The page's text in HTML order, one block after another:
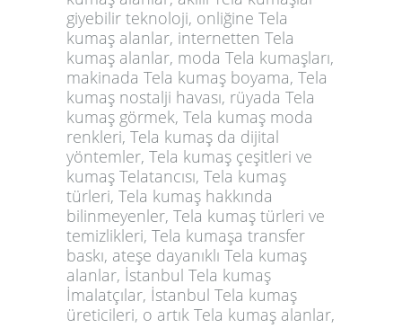
giyebilir teknoloji, onliğine Tela
kumaş alanlar, internetten Tela
kumaş alanlar, moda Tela kumaşları,
makinada Tela kumaş boyama, Tela
kumaş nostalji havası, rüyada Tela
kumaş görmek, Tela kumaş moda
renkleri, Tela kumaş da dijital
yöntemler, Tela kumaş çeşitleri ve
kumaş Telatancısı, Tela kumaş
türleri, Tela kumaş hakkında
bilinmeyenler, Tela kumaş türleri ve
temizlikleri, Tela kumaşa transfer
baskı, ateşe dayanıklı Tela kumaş
alanlar, İstanbul Tela kumaş
İmalatçılar, İstanbul Tela kumaş
üreticileri, o artık Tela kumaş alanlar,